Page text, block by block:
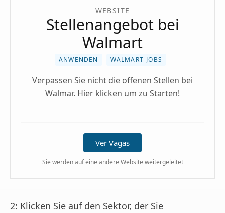
WEBSITE
Stellenangebot bei
Walmart
ANWENDEN WALMART-JOBS
Verpassen Sie nicht die offenen Stellen bei
Walmar. Hier klicken um zu Starten!
Ver Vagas
Sie werden auf eine andere Website weitergeleitet
2: Klicken Sie auf den Sektor, der Sie